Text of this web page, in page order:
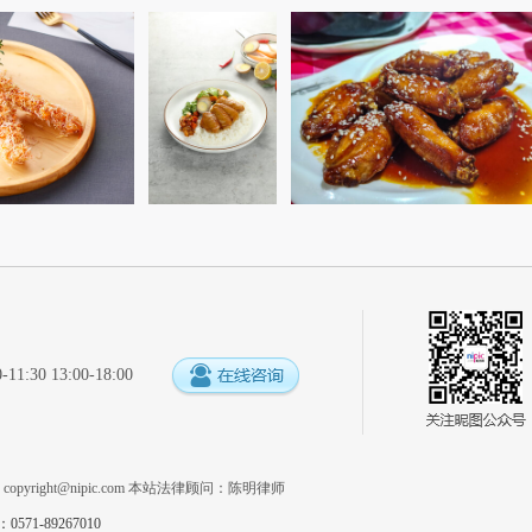
13:00-18:00
copyright@nipic.com 本站法律顾问：陈明律师
89267010